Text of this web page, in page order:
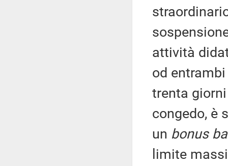
attività
od
trenta
congedo, è
un bonus
limite